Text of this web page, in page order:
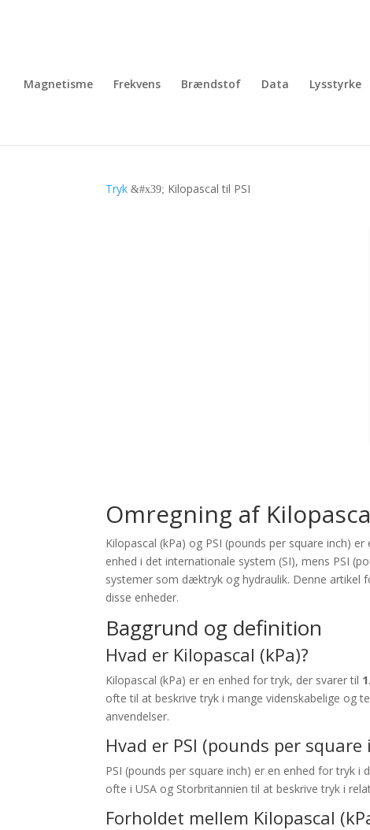
Magnetisme Frekvens Brændstof Data Lysstyrke
Tryk &#x39; Kilopascal til PSI
Omregning af
Kilopascal (kPa) og PSI (pounds per square inch)
enhed i det internationale system (SI), mens PSI
systemer som dæktryk og hydraulik. Denne artikel
disse enheder.
Baggrund og definition
Hvad er Kilopascal (kPa)?
Kilopascal (kPa) er en enhed for tryk, der svarer til
ofte til at beskrive tryk i mange videnskabelige og
anvendelser.
Hvad er PSI (pounds per square
PSI (pounds per square inch) er en enhed for tryk
ofte i USA og Storbritannien til at beskrive tryk i
Forholdet mellem Kilopascal